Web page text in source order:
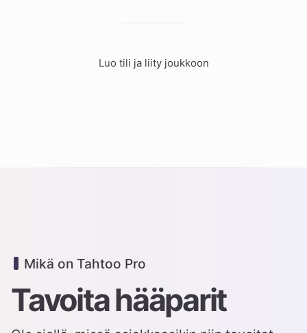
Luo tili ja liity joukkoon
Mikä on Tahtoo Pro
Tavoita hääparit